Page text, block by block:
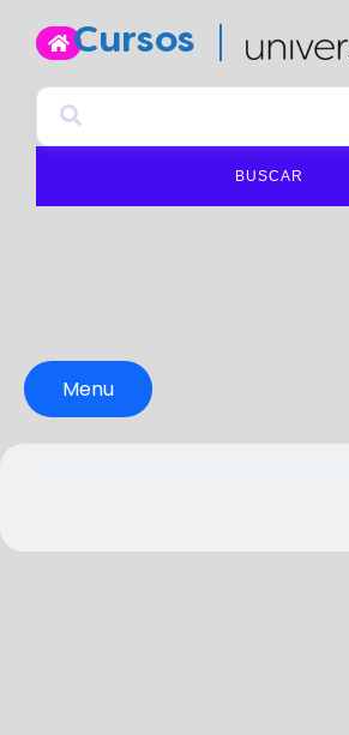
Cursos
BUSCAR
Menu